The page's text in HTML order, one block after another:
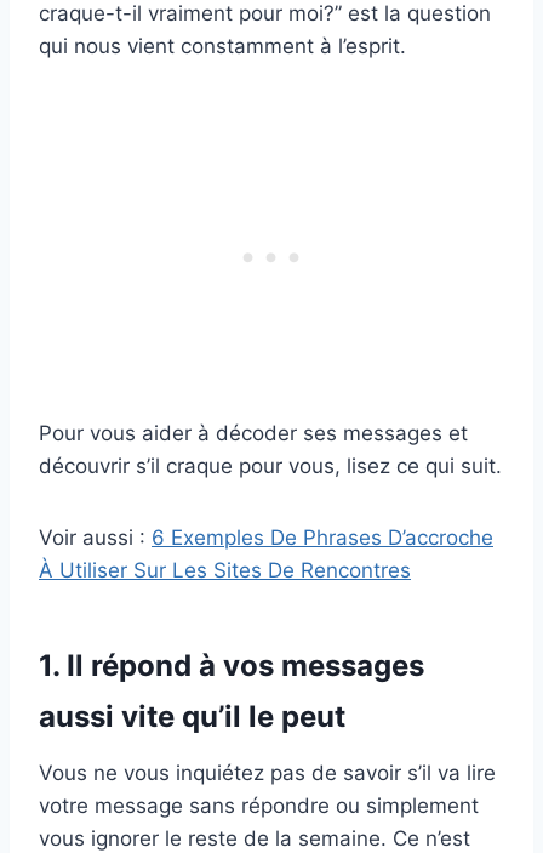
craque-t-il vraiment pour moi?” est la question
qui nous vient constamment à l’esprit.
Pour vous aider à décoder ses messages et
découvrir s’il craque pour vous, lisez ce qui suit.
Voir aussi : 6 Exemples De Phrases D’accroche
À Utiliser Sur Les Sites De Rencontres
1. Il répond à vos messages
aussi vite qu’il le peut
Vous ne vous inquiétez pas de savoir s’il va lire
votre message sans répondre ou simplement
vous ignorer le reste de la semaine. Ce n’est